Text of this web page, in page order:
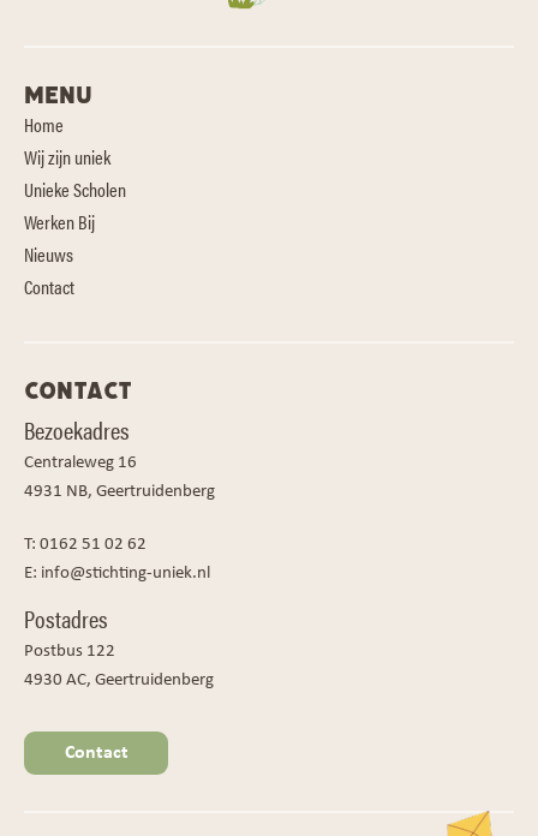
MENU
Home
Wij zijn uniek
Unieke Scholen
Werken Bij
Nieuws
Contact
CONTACT
Bezoekadres
Centraleweg 16
4931 NB, Geertruidenberg
T: 0162 51 02 62
E: info@stichting-uniek.nl
Postadres
Postbus 122
4930 AC, Geertruidenberg
Contact